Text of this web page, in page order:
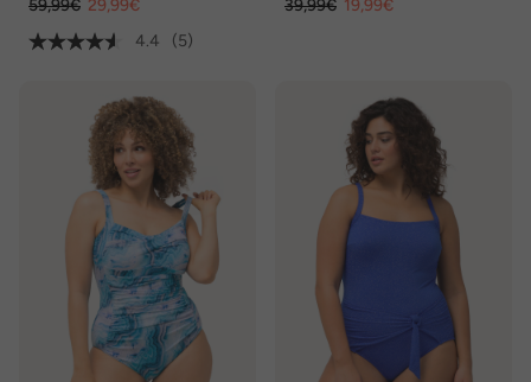
59,99€ 29,99€
4.4
(5)
39,99€ 19,99€